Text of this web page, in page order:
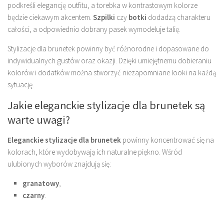
podkreśli elegancję outfitu, a torebka w kontrastowym kolorze
będzie ciekawym akcentem. Szpilki czy botki dodadzą charakteru
całości, a odpowiednio dobrany pasek wymodeluje talię.
Stylizacje dla brunetek powinny być różnorodne i dopasowane do
indywidualnych gustów oraz okazji. Dzięki umiejętnemu dobieraniu
kolorów i dodatków można stworzyć niezapomniane looki na każdą
sytuację.
Jakie eleganckie stylizacje dla brunetek są
warte uwagi?
Eleganckie stylizacje dla brunetek powinny koncentrować się na
kolorach, które wydobywają ich naturalne piękno. Wśród
ulubionych wyborów znajdują się:
granatowy,
czarny.